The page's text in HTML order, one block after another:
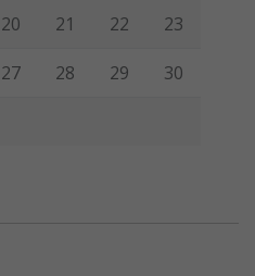
20 21 22 23
27 28 29 30